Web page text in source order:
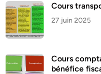
Cours
27 juin 2025
Cours
bénéfice